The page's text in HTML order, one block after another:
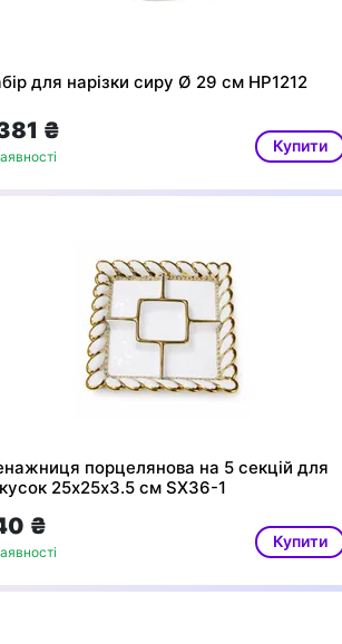
для нарізки сиру Ø 29 см HP1212
₴
Купити
порцелянова на 5 секцій для
25х25х3.5 см SX36-1
₴
Купити